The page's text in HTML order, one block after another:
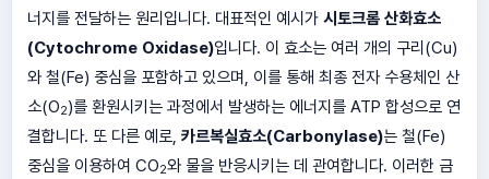
너지를 전달하는 원리입니다. 대표적인 예시가 시토크롬 산화효소
(Cytochrome Oxidase)입니다. 이 효소는 여러 개의 구리(Cu)
와 철(Fe) 중심을 포함하고 있으며, 이를 통해 최종 전자 수용체인 산
소(O2)를 환원시키는 과정에서 발생하는 에너지를 ATP 합성으로 연
결합니다. 또 다른 예로, 카르복실효소(Carbonylase)는 철(Fe)
중심을 이용하여 CO2와 물을 반응시키는 데 관여합니다. 이러한 금